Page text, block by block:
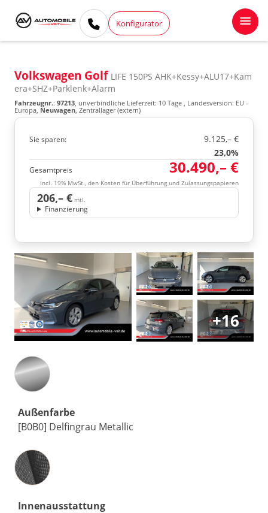
Konfigurator
Volkswagen Golf LIFE 150PS AHK+Kessy+ALU17+Kam
era+SHZ+Parklenk+Alarm
Fahrzeugnr.: 97213, unverbindliche Lieferzeit: 10 Tage , Landesversion: EU -
Europa, Neuwagen, Zentrallager (extern)
Sie sparen:
9.125,– €
23,0%
Gesamtpreis 30.490,– €
incl. 19% MwSt., den Kosten für Überführung und Zulassungspapieren
206,– € mtl.
Finanzierung
+16
Außenfarbe
[B0B0] Delfingrau Metallic
Innenausstattung
Innenausstattung